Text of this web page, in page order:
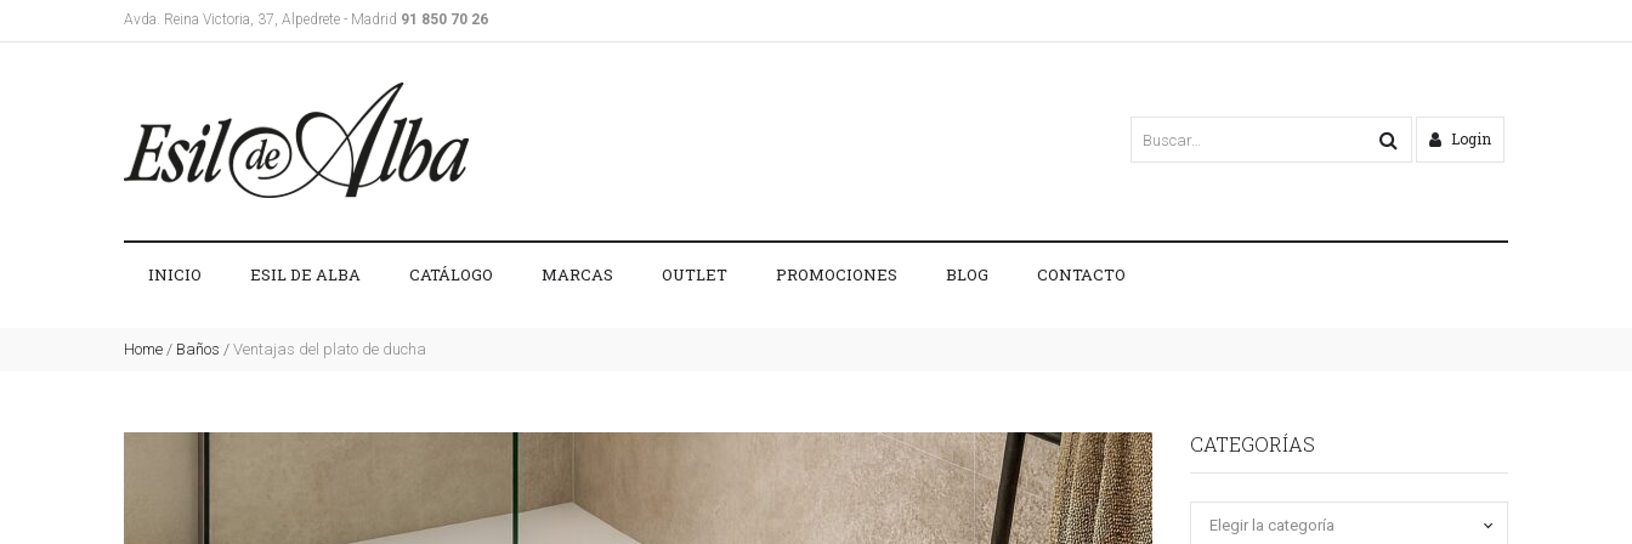
Avda. Reina Victoria, 37, Alpedrete - Madrid 91 850 70 26
Login
INICIO ESIL DE ALBA CATÁLOGO MARCAS OUTLET PROMOCIONES BLOG CONTACTO
Home / Baños / Ventajas del plato de ducha
CATEGORÍAS